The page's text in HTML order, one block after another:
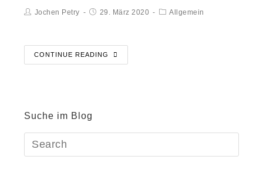
Jochen Petry 29. März 2020 Allgemein
CONTINUE READING
Suche im Blog